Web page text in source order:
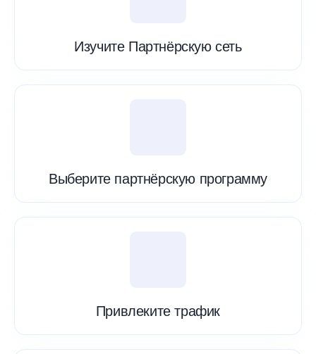
Изучите Партнёрскую сеть
Выберите партнёрскую программу
Привлеките трафик